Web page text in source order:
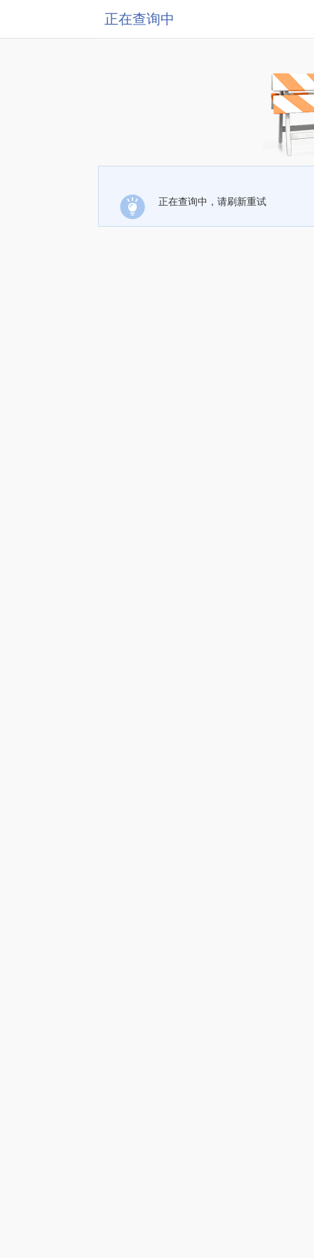
正在查询中
正在查询中，请刷新重试